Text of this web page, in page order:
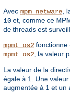
Avec mpm_netware ,
10 et, comme ce
de threads est
mpmt_os2 fonctionne
mpmt_os2 , la valeur
La valeur de la
égale à 1. Une
augmentée à 1 et un